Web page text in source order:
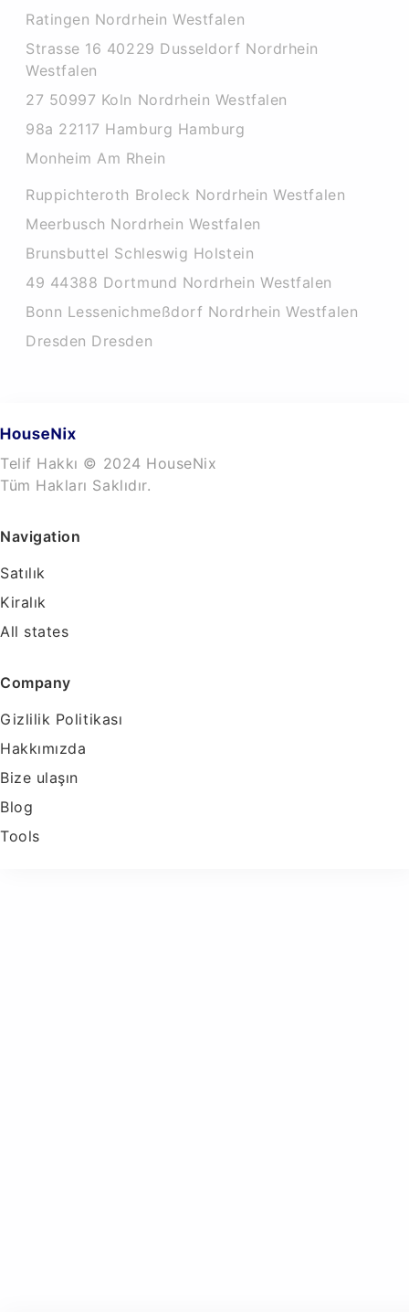
Ratingen Nordrhein Westfalen
Strasse 16 40229 Dusseldorf Nordrhein
Westfalen
27 50997 Koln Nordrhein Westfalen
98a 22117 Hamburg Hamburg
Monheim Am Rhein
Ruppichteroth Broleck Nordrhein Westfalen
Meerbusch Nordrhein Westfalen
Brunsbuttel Schleswig Holstein
49 44388 Dortmund Nordrhein Westfalen
Bonn Lessenichmeßdorf Nordrhein Westfalen
Dresden Dresden
Telif Hakkı © 2024 HouseNix
Tüm Hakları Saklıdır.
Navigation
Satılık
Kiralık
All states
Company
Gizlilik Politikası
Hakkımızda
Bize ulaşın
Blog
Tools